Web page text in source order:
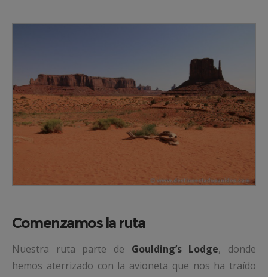
Comenzamos la ruta
Nuestra ruta parte de Goulding’s Lodge, donde
hemos aterrizado con la avioneta que nos ha traído